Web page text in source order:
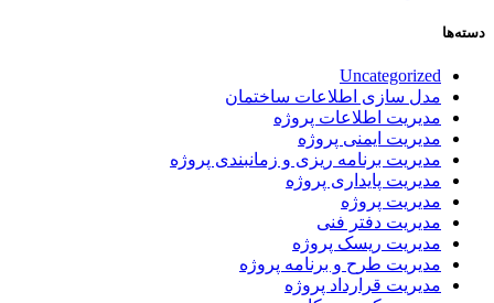
دسته‌ها
Uncategorized
مدل سازی اطلاعات ساختمان
مدیریت اطلاعات پروژه
مدیریت ایمنی پروژه
مدیریت برنامه ریزی و زمانبندی پروژه
مدیریت پایداری پروژه
مدیریت پروژه
مدیریت دفتر فنی
مدیریت ریسک پروژه
مدیریت طرح و برنامه پروژه
مدیریت قرارداد پروژه